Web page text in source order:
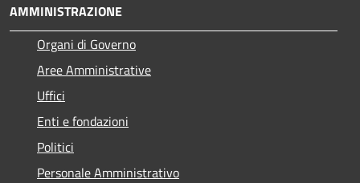
AMMINISTRAZIONE
Organi di Governo
Aree Amministrative
Uffici
Enti e fondazioni
Politici
Personale Amministrativo